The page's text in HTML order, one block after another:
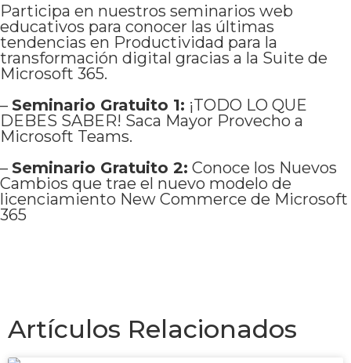
Participa en nuestros seminarios web
educativos para conocer las últimas
tendencias en Productividad para la
transformación digital gracias a la Suite de
Microsoft 365.
– Seminario Gratuito 1: ¡TODO LO QUE
DEBES SABER! Saca Mayor Provecho a
Microsoft Teams.
– Seminario Gratuito 2: Conoce los Nuevos
Cambios que trae el nuevo modelo de
licenciamiento New Commerce de Microsoft
365
Artículos Relacionados